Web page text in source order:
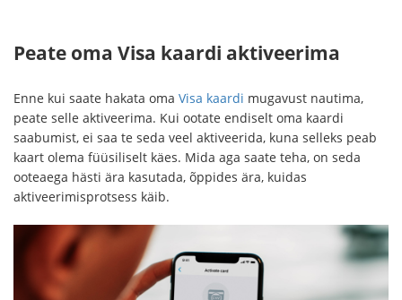
Peate oma Visa kaardi aktiveerima
Enne kui saate hakata oma Visa kaardi mugavust nautima,
peate selle aktiveerima. Kui ootate endiselt oma kaardi
saabumist, ei saa te seda veel aktiveerida, kuna selleks peab
kaart olema füüsiliselt käes. Mida aga saate teha, on seda
ooteaega hästi ära kasutada, õppides ära, kuidas
aktiveerimisprotsess käib.